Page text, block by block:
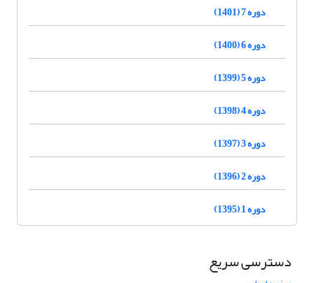
دوره 7 (1401)
دوره 6 (1400)
دوره 5 (1399)
دوره 4 (1398)
دوره 3 (1397)
دوره 2 (1396)
دوره 1 (1395)
دسترسی سریع